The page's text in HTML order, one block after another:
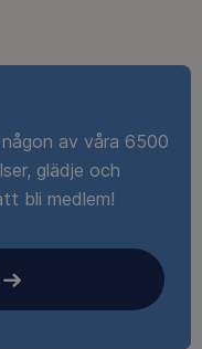
av våra 6500
glädje och
bli medlem!